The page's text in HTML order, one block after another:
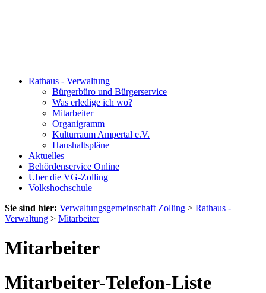
Rathaus - Verwaltung
Bürgerbüro und Bürgerservice
Was erledige ich wo?
Mitarbeiter
Organigramm
Kulturraum Ampertal e.V.
Haushaltspläne
Aktuelles
Behördenservice Online
Über die VG-Zolling
Volkshochschule
Sie sind hier: Verwaltungsgemeinschaft Zolling > Rathaus -
Verwaltung > Mitarbeiter
Mitarbeiter
Mitarbeiter-Telefon-Liste